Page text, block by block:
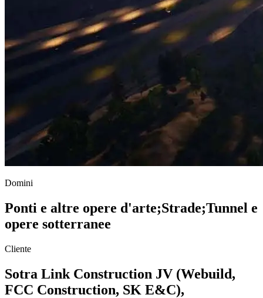
Domini
Ponti e altre opere d'arte;Strade;Tunnel e
opere sotterranee
Cliente
Sotra Link Construction JV (Webuild,
FCC Construction, SK E&C),